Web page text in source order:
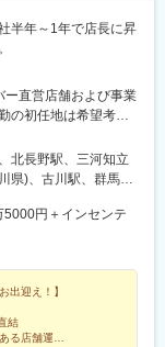
半年～1年で店長に昇
ー直営店舗および事業
の初任地は希望考
事業所（将来的に海
能！※受動喫煙対策：
間365日、スマホか
葉県・埼玉県・茨城
・石川県・福井県・
・奈良県・和歌山
・山口県）四国（徳
県・熊本県・佐賀
縄県）
北長野駅、三河知立
県)、古川駅、群馬総
鶴田駅、南永山駅、
本八戸駅、清水駅
(滋賀県)、高見ノ里
山市駅、佐賀駅、西
日町駅、蛇田駅、附
県)、新川駅(北海
円＋インセンテ
出迎え！】
結
る店舗運営